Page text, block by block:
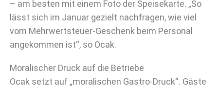
– am besten mit einem Foto der Speisekarte. „So
lässt sich im Januar gezielt nachfragen, wie viel
vom Mehrwertsteuer-Geschenk beim Personal
angekommen ist“, so Ocak.
Moralischer Druck auf die Betriebe
Ocak setzt auf „moralischen Gastro-Druck“. Gäste